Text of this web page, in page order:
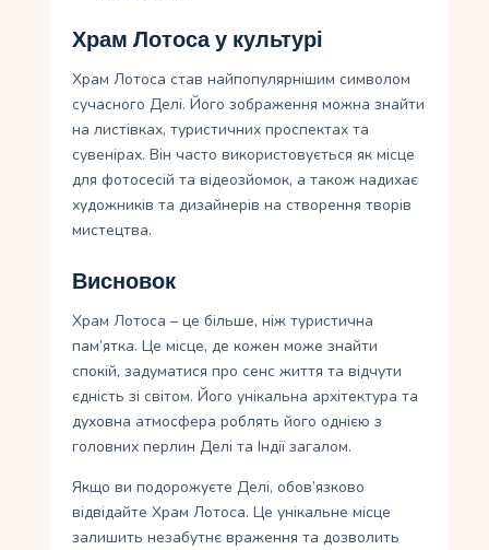
Храм Лотоса у культурі
Храм Лотоса став найпопулярнішим символом
сучасного Делі. Його зображення можна знайти
на листівках, туристичних проспектах та
сувенірах. Він часто використовується як місце
для фотосесій та відеозйомок, а також надихає
художників та дизайнерів на створення творів
мистецтва.
Висновок
Храм Лотоса – це більше, ніж туристична
пам’ятка. Це місце, де кожен може знайти
спокій, задуматися про сенс життя та відчути
єдність зі світом. Його унікальна архітектура та
духовна атмосфера роблять його однією з
головних перлин Делі та Індії загалом.
Якщо ви подорожуєте Делі, обов’язково
відвідайте Храм Лотоса. Це унікальне місце
залишить незабутнє враження та дозволить